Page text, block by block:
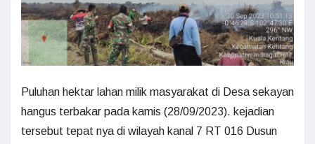
Puluhan hektar lahan milik masyarakat di Desa sekayan
hangus terbakar pada kamis (28/09/2023). kejadian
tersebut tepat nya di wilayah kanal 7 RT 016 Dusun